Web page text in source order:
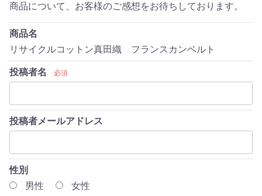
商品について、お客様のご感想をお待ちしております。
商品名
リサイクルコットン真田織 フランスカンベルト
投稿者名 必須
投稿者メールアドレス
性別
男性
女性